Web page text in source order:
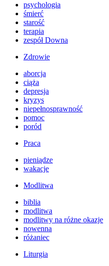
psychologia
śmierć
starość
terapia
zespół Downa
Zdrowie
aborcja
ciąża
depresja
kryzys
niepełnosprawność
pomoc
poród
Praca
pieniądze
wakacje
Modlitwa
biblia
modlitwa
modlitwy na różne okazje
nowenna
różaniec
Liturgia